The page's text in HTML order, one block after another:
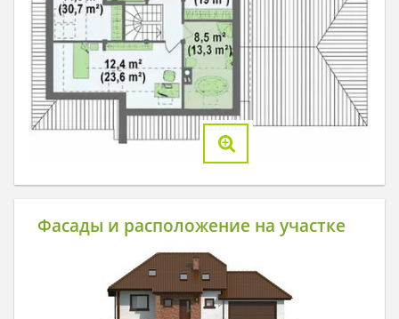
Фасады и расположение на участке